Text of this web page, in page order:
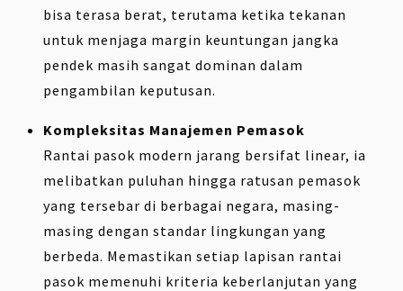
bisa terasa berat, terutama ketika tekanan
untuk menjaga margin keuntungan jangka
pendek masih sangat dominan dalam
pengambilan keputusan.
Kompleksitas Manajemen Pemasok
Rantai pasok modern jarang bersifat linear, ia
melibatkan puluhan hingga ratusan pemasok
yang tersebar di berbagai negara, masing-
masing dengan standar lingkungan yang
berbeda. Memastikan setiap lapisan rantai
pasok memenuhi kriteria keberlanjutan yang